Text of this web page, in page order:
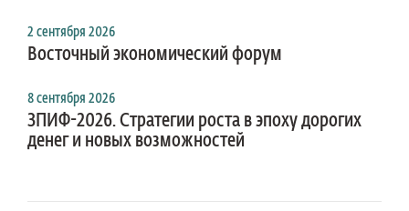
2 сентября 2026
Восточный экономический форум
8 сентября 2026
ЗПИФ-2026. Стратегии роста в эпоху дорогих
денег и новых возможностей